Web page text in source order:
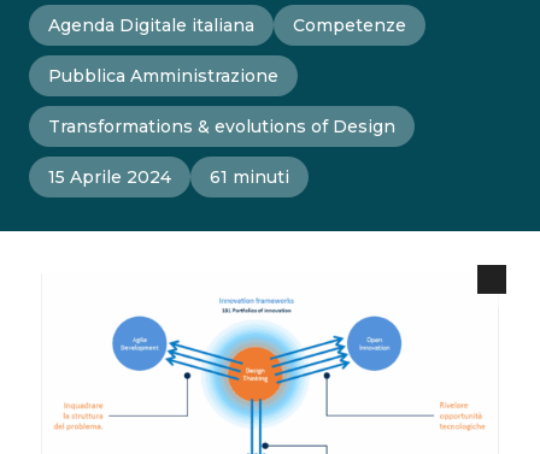
Agenda Digitale italiana Competenze
Pubblica Amministrazione
Transformations & evolutions of Design
15 Aprile 2024 61 minuti